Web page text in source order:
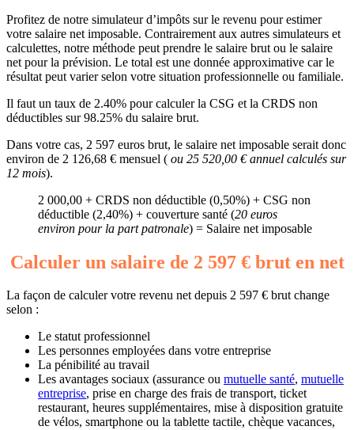
Profitez de notre simulateur d’impôts sur le revenu pour estimer
votre salaire net imposable. Contrairement aux autres simulateurs et
calculettes, notre méthode peut prendre le salaire brut ou le salaire
net pour la prévision. Le total est une donnée approximative car le
résultat peut varier selon votre situation professionnelle ou familiale.
Il faut un taux de 2.40% pour calculer la CSG et la CRDS non
déductibles sur 98.25% du salaire brut.
Dans votre cas, 2 597 euros brut, le salaire net imposable serait donc
environ de 2 126,68 € mensuel ( ou 25 520,00 € annuel calculés sur
12 mois).
2 000,00 + CRDS non déductible (0,50%) + CSG non
déductible (2,40%) + couverture santé (20 euros
environ pour la part patronale) = Salaire net imposable
Calculer un salaire de 2 597 € brut en net
La façon de calculer votre revenu net depuis 2 597 € brut change
selon :
Le statut professionnel
Les personnes employées dans votre entreprise
La pénibilité au travail
Les avantages sociaux (assurance ou mutuelle santé, mutuelle
entreprise, prise en charge des frais de transport, ticket
restaurant, heures supplémentaires, mise à disposition gratuite
de vélos, smartphone ou la tablette tactile, chèque vacances,